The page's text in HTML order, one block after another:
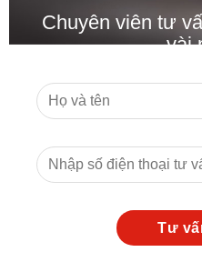
Chuyên viên tư
vài